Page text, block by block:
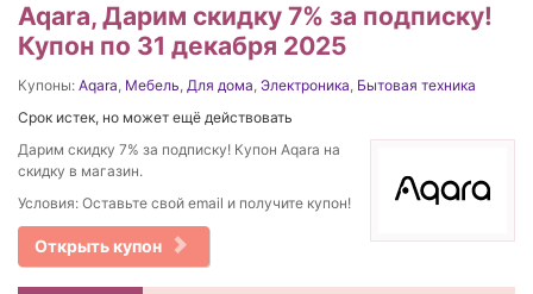
Aqara, Дарим скидку 7% за подписку!
Купон по 31 декабря 2025
Купоны: Aqara, Мебель, Для дома, Электроника, Бытовая техника
Срок истек, но может ещё действовать
Дарим скидку 7% за подписку! Купон Aqara на
скидку в магазин.
Условия: Оставьте свой email и получите купон!
Открыть купон